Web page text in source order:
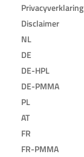
Privacyverklaring
Disclaimer
NL
DE
DE-HPL
DE-PMMA
PL
AT
FR
FR-PMMA